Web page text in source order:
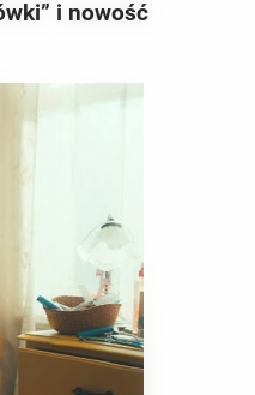
” i nowość
Tiger's Ex-
Her Now
Like A
Open